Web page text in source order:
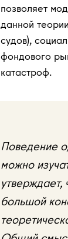
позволяет
данной
судов),
фондового
катастроф.
Поведение
можно
большой